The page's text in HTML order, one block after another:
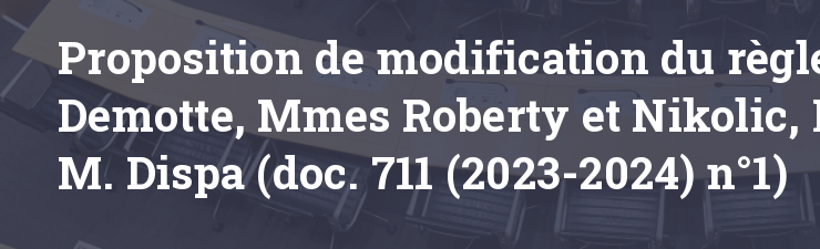
Proposition de modification du
Demotte, Mmes Roberty et Nikolic,
M. Dispa (doc. 711 (2023-2024) n°1)